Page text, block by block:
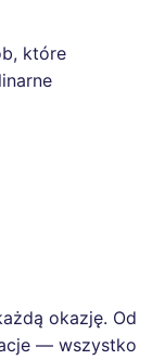
które
okazję. Od
— wszystko